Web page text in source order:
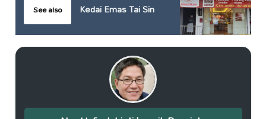
See also Kedai Emas Tai Sin